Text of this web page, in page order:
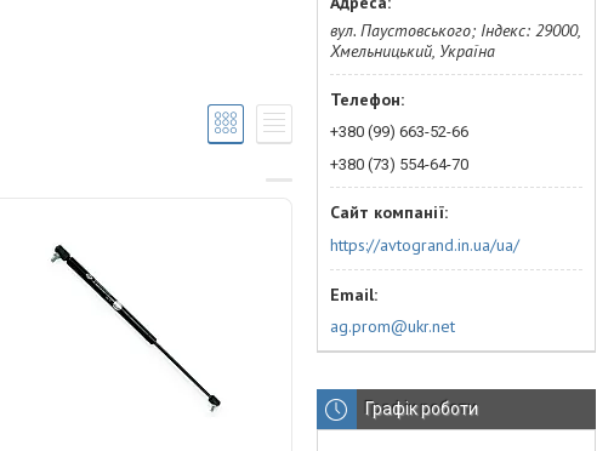
вул. Паустовського; Індекс: 29000,
Хмельницький, Україна
+380 (99) 663-52-66
+380 (73) 554-64-70
https://avtogrand.in.ua/ua/
ag.prom@ukr.net
Графік роботи